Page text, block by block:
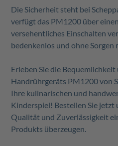
Die Sicherheit steht bei
verfügt das PM1200 über
versehentliches Einschalten
bedenkenlos und ohne
Erleben Sie die Bequemlichkeit
Handrührgeräts PM1200 von
Ihre kulinarischen und
Kinderspiel! Bestellen Sie jetzt
Qualität und Zuverlässigkeit
Produkts überzeugen.